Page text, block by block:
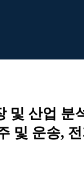
및 산업
및 운송,